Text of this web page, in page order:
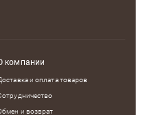
компании
и оплата товаров
и возврат